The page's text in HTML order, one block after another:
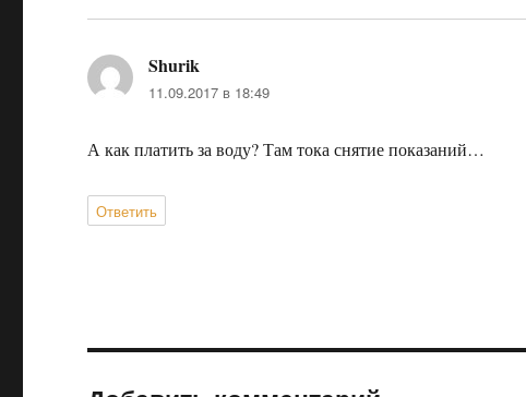
Shurik
11.09.2017 в 18:49
А как платить за воду? Там тока снятие показаний…
Ответить